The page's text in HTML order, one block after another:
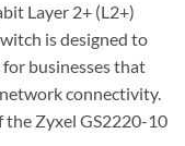
Layer 2+ (L2+)
is designed to
businesses that
connectivity.
the Zyxel GS2220-10